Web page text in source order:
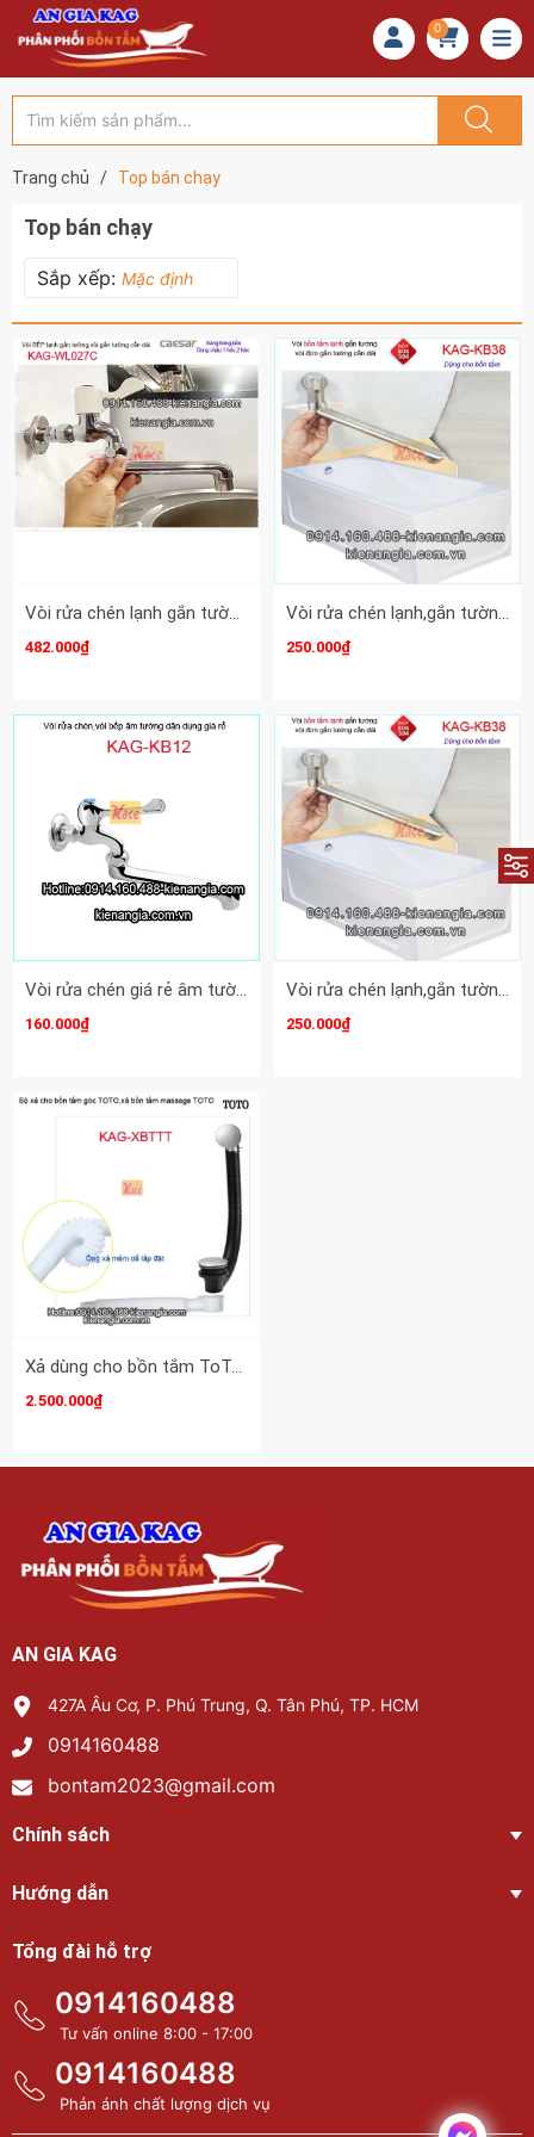
0
Trang chủ / Top bán chạy
Top bán chạy
Sắp xếp: Mặc định
Vòi rửa chén lạnh gắn tường ,vòi bồn tắm lạnh CAESAR WL027C
482.000₫
Vòi rửa chén lạnh,gắn tường bồn tắm lạnh inox sus304-KAG-KB38
250.000₫
Vòi rửa chén giá rẻ âm tường,vòi bồn tắm KAG-KB12
160.000₫
Vòi rửa chén lạnh,gắn tường bồn tắm lạnh inox sus304-KAG-KB38
250.000₫
Xả dùng cho bồn tắm ToTo KAG-XBTTT
2.500.000₫
AN GIA KAG
427A Âu Cơ, P. Phú Trung, Q. Tân Phú, TP. HCM
0914160488
bontam2023@gmail.com
Chính sách
Hướng dẫn
Tổng đài hỗ trợ
0914160488
Tư vấn online 8:00 - 17:00
0914160488
Phản ánh chất lượng dịch vụ